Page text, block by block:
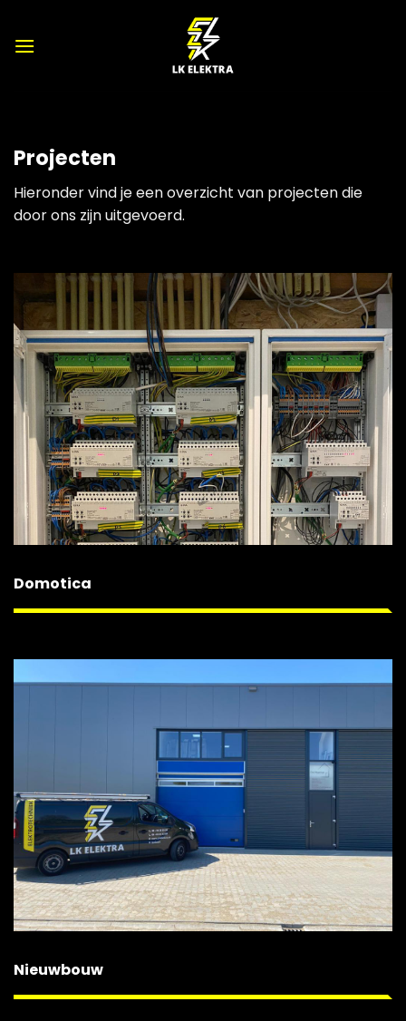
inhoud
Projecten
Hieronder vind je een overzicht van projecten die
door ons zijn uitgevoerd.
Domotica
Nieuwbouw